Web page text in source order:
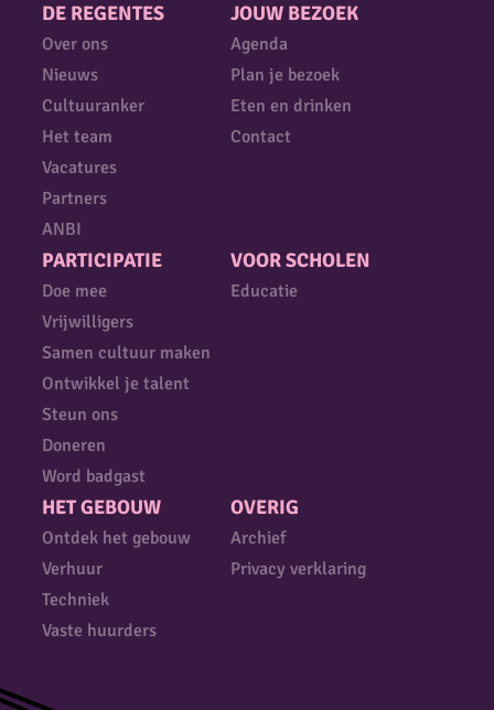
DE REGENTES
Over ons
Nieuws
Cultuuranker
Het team
Vacatures
Partners
ANBI
JOUW BEZOEK
Agenda
Plan je bezoek
Eten en drinken
Contact
PARTICIPATIE
Doe mee
Vrijwilligers
Samen cultuur maken
Ontwikkel je talent
Steun ons
Doneren
Word badgast
VOOR SCHOLEN
Educatie
HET GEBOUW
Ontdek het gebouw
Verhuur
Techniek
Vaste huurders
OVERIG
Archief
Privacy verklaring